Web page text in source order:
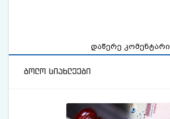
დაწერე კომენტარი
ბოლო სიახლეები